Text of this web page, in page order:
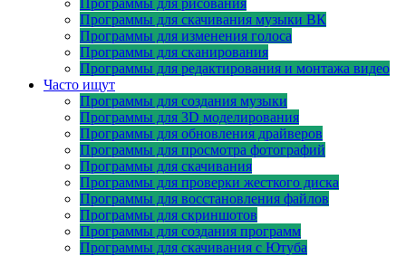
Программы для скачивания музыки ВК
Программы для изменения голоса
Программы для сканирования
Программы для редактирования и монтажа видео
Часто ищут
Программы для создания музыки
Программы для 3D моделирования
Программы для обновления драйверов
Программы для просмотра фотографий
Программы для скачивания
Программы для проверки жесткого диска
Программы для восстановления файлов
Программы для скриншотов
Программы для создания программ
Программы для скачивания с Ютуба